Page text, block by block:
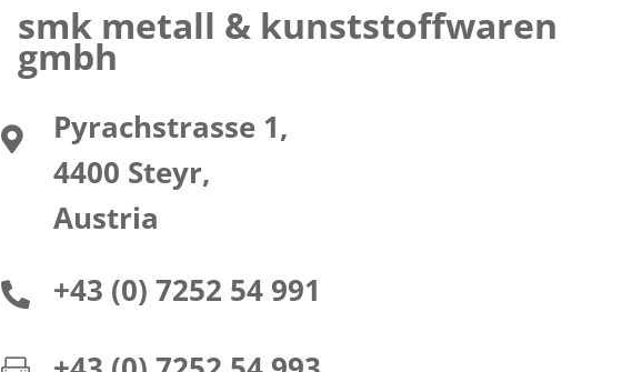
smk metall & kunststoffwaren
gmbh

Pyrachstrasse 1,
4400 Steyr,
Austria
 +43 (0) 7252 54 991